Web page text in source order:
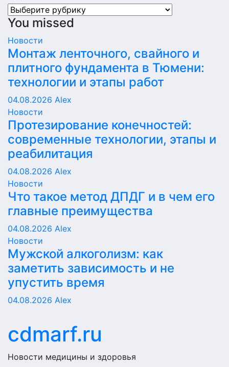
Рубрики
You missed
Новости
Монтаж ленточного, свайного и
плитного фундамента в Тюмени:
технологии и этапы работ
04.08.2026 Alex
Новости
Протезирование конечностей:
современные технологии, этапы и
реабилитация
04.08.2026 Alex
Новости
Что такое метод ДПДГ и в чем его
главные преимущества
04.08.2026 Alex
Новости
Мужской алкоголизм: как
заметить зависимость и не
упустить время
04.08.2026 Alex
cdmarf.ru
Новости медицины и здоровья